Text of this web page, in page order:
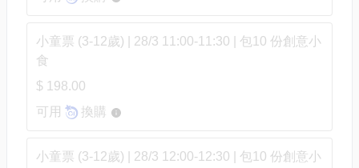
小童票 (3-12歲) | 28/3 11:00-11:30 | 包10 份創意小
食
$ 198.00
可用
換購
小童票 (3-12歲) | 28/3 12:00-12:30 | 包10 份創意小